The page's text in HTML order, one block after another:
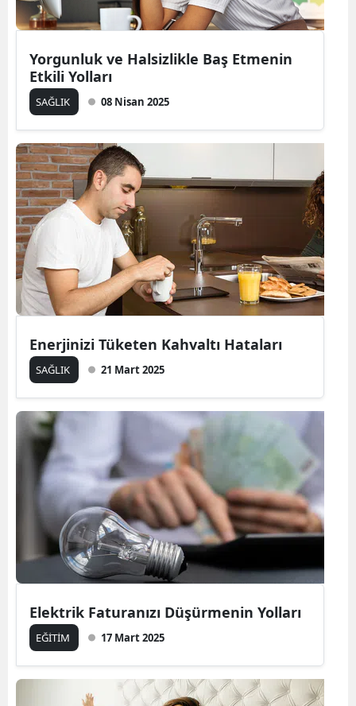
Yorgunluk ve Halsizlikle Baş Etmenin
Etkili Yolları
SAĞLIK 08 Nisan 2025
Enerjinizi Tüketen Kahvaltı Hataları
SAĞLIK 21 Mart 2025
Elektrik Faturanızı Düşürmenin Yolları
EĞİTİM 17 Mart 2025